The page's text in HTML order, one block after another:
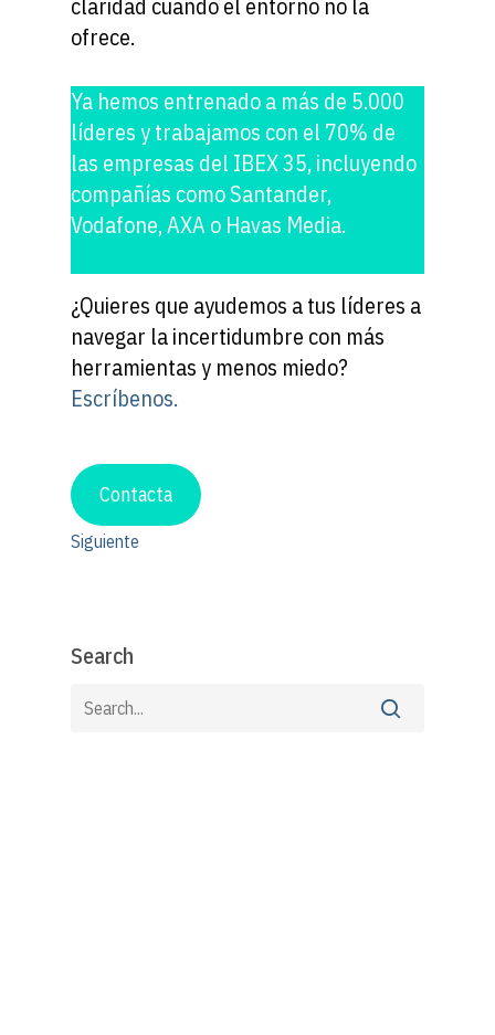
claridad cuando el entorno no la
ofrece.
Ya hemos entrenado a más de 5.000
líderes y trabajamos con el 70% de
las empresas del IBEX 35, incluyendo
compañías como Santander,
Vodafone, AXA o Havas Media.
¿Quieres que ayudemos a tus líderes a
navegar la incertidumbre con más
herramientas y menos miedo?
Escríbenos.
Contacta
Siguiente
Search